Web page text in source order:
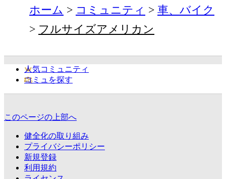
ホーム コミュニティ
車、バイク
フルサイズアメリカン
人気コミュニティ
コミュを探す
このページの上部へ
健全化の取り組み
プライバシーポリシー
新規登録
利用規約